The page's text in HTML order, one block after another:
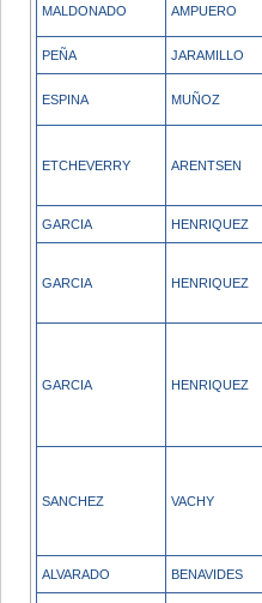
MALDONADO AMPUERO
PEÑA JARAMILLO
ESPINA MUÑOZ
ETCHEVERRY ARENTSEN
GARCIA HENRIQUEZ
GARCIA HENRIQUEZ
GARCIA HENRIQUEZ
SANCHEZ VACHY
ALVARADO BENAVIDES